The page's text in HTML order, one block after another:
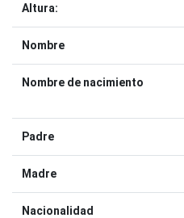
Altura:
Nombre
Nombre de nacimiento
Padre
Madre
Nacionalidad